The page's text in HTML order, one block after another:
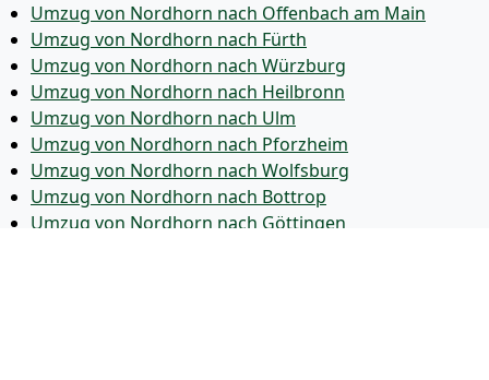
Umzug von Nordhorn nach Offenbach am Main
Umzug von Nordhorn nach Fürth
Umzug von Nordhorn nach Würzburg
Umzug von Nordhorn nach Heilbronn
Umzug von Nordhorn nach Ulm
Umzug von Nordhorn nach Pforzheim
Umzug von Nordhorn nach Wolfsburg
Umzug von Nordhorn nach Bottrop
Umzug von Nordhorn nach Göttingen